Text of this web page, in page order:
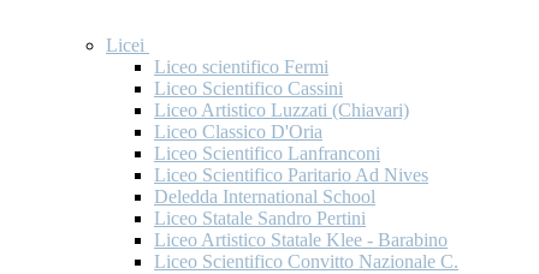
Licei
Liceo scientifico Fermi
Liceo Scientifico Cassini
Liceo Artistico Luzzati (Chiavari)
Liceo Classico D'Oria
Liceo Scientifico Lanfranconi
Liceo Scientifico Paritario Ad Nives
Deledda International School
Liceo Statale Sandro Pertini
Liceo Artistico Statale Klee - Barabino
Liceo Scientifico Convitto Nazionale C.